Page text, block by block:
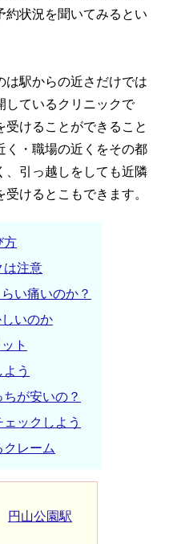
約状況を聞いてみるとい
は駅からの近さだけでは
しているクリニックで
受けることができること
く・職場の近くをその都
、引っ越しをしても近隣
けるとこもできます。
方
は注意
い痛いのか？
いのか
ト
う
が安いの？
ックしよう
クレーム
円山公園駅